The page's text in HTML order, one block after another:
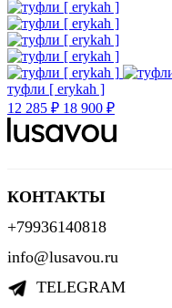
туфли [ erykah ]
12 285 ₽ 18 900 ₽
КОНТАКТЫ
+79936140818
info@lusavou.ru
TELEGRAM